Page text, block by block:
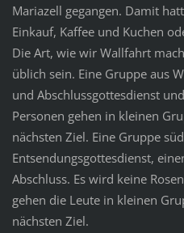
Mariazell gegangen. Damit
Einkauf, Kaffee und Kuchen
Die Art, wie wir Wallfahrt
üblich sein. Eine Gruppe aus
und Abschlussgottesdienst
Personen gehen in kleinen
nächsten Ziel. Eine Gruppe
Entsendungsgottesdienst,
Abschluss. Es wird keine
gehen die Leute in kleinen
nächsten Ziel.